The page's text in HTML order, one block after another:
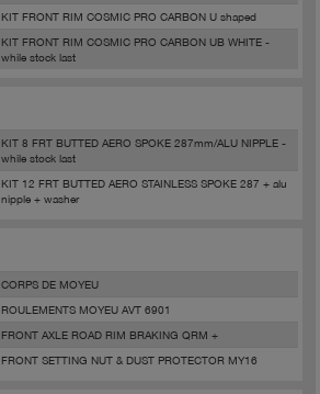
KIT FRONT RIM COSMIC PRO CARBON U shaped
KIT FRONT RIM COSMIC PRO CARBON UB WHITE -
while stock last
KIT 8 FRT BUTTED AERO SPOKE 287mm/ALU NIPPLE -
while stock last
KIT 12 FRT BUTTED AERO STAINLESS SPOKE 287 + alu
nipple + washer
CORPS DE MOYEU
ROULEMENTS MOYEU AVT 6901
FRONT AXLE ROAD RIM BRAKING QRM +
FRONT SETTING NUT & DUST PROTECTOR MY16